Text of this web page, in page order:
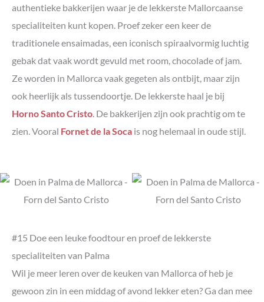
authentieke bakkerijen waar je de lekkerste Mallorcaanse
specialiteiten kunt kopen. Proef zeker een keer de
traditionele ensaimadas, een iconisch spiraalvormig luchtig
gebak dat vaak wordt gevuld met room, chocolade of jam.
Ze worden in Mallorca vaak gegeten als ontbijt, maar zijn
ook heerlijk als tussendoortje. De lekkerste haal je bij
Horno Santo Cristo. De bakkerijen zijn ook prachtig om te
zien. Vooral Fornet de la Soca is nog helemaal in oude stijl.
#15 Doe een leuke foodtour en proef de lekkerste
specialiteiten van Palma
Wil je meer leren over de keuken van Mallorca of heb je
gewoon zin in een middag of avond lekker eten? Ga dan mee